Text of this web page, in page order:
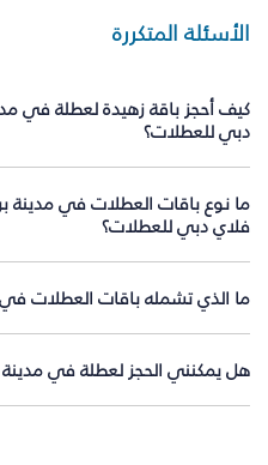
الأسئلة المتكررة
كيف أحجز باقة زهيدة لعطلة في
دبي للعطلات؟
ما نوع باقات العطلات في مدينة
فلاي دبي للعطلات؟
ما الذي تشمله باقات العطلات في
هل يمكنني الحجز لعطلة في مدينة